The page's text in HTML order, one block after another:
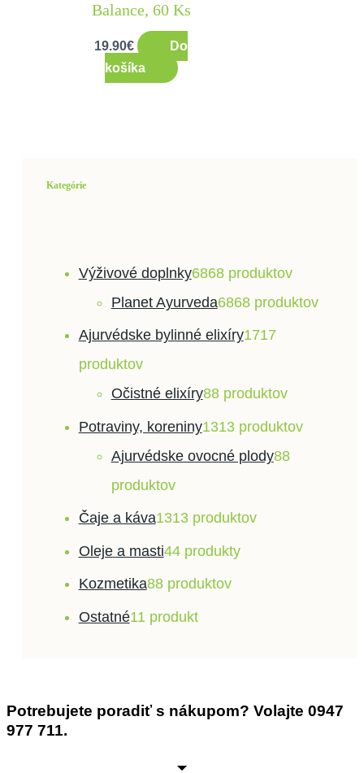
Kategórie
Výživové doplnky6868 produktov
Planet Ayurveda6868 produktov
Ajurvédske bylinné elixíry1717
produktov
Očistné elixíry88 produktov
Potraviny, koreniny1313 produktov
Ajurvédske ovocné plody88
produktov
Čaje a káva1313 produktov
Oleje a masti44 produkty
Kozmetika88 produktov
Ostatné11 produkt
Balance, 60 Ks
19.90€
Do
košíka
Potrebujete poradiť s nákupom? Volajte 0947
977 711.